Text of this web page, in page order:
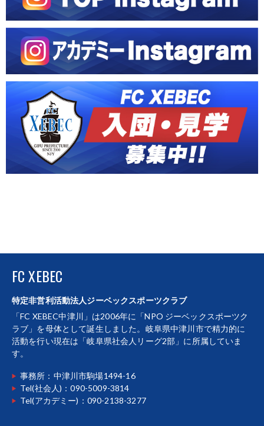
FC XEBEC
特定非営利活動法人ジーベックスポーツクラブ
「FC XEBEC中津川」は2006年に「NPO ジーベックスポーツク
ラブ」を母体として誕生しました。岐阜県中津川市で精力的に
活動を行い現在は「岐阜県社会人リーグ2部」に所属していま
す。
事務所：中津川市駒場1494-16
Tel(社会人)：090-5009-3814
Tel(アカデミー)：090-2138-3277